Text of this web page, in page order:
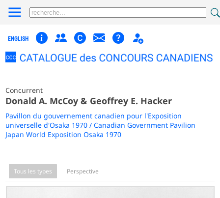
ENGLISH
Concurrent
Donald A. McCoy & Geoffrey E. Hacker
Pavillon du gouvernement canadien pour l'Exposition
universelle d'Osaka 1970 / Canadian Government Pavilion
Japan World Exposition Osaka 1970
Tous les types Perspective